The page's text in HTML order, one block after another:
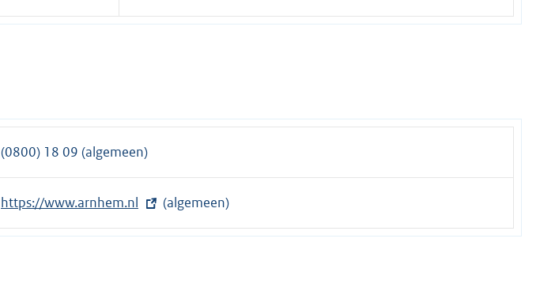
(0800) 18 09 (algemeen)
E
x
https://www.arnhem.nl (algemeen)